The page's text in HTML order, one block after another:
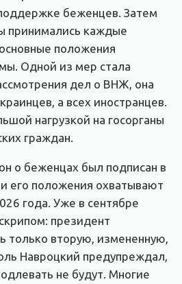
беженцев. Затем
принимались каждые
положения
Одной из мер стала
дел о ВНЖ, она
а всех иностранцев.
нагрузкой на госорганы
граждан.
о беженцах был подписан в
его положения охватывают
года. Уже в сентябре
президент
только вторую, измененную,
Навроцкий предупреждал,
не будут. Многие